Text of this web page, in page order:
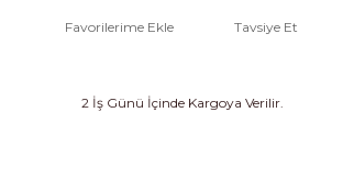
Tavsiye Et
2 İş Günü İçinde Kargoya Verilir.